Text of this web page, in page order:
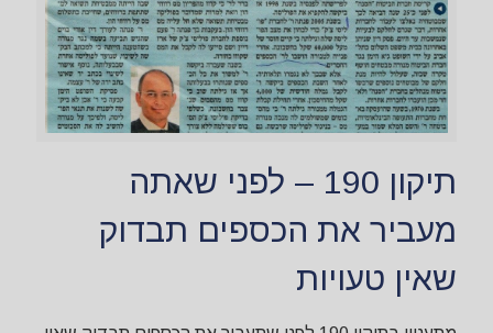
תיקון 190 – לפני שאתה
מעביר את הכספים תבדוק
שאין טעויות